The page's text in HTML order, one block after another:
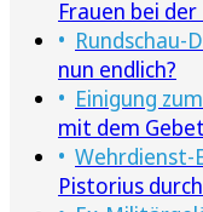
Frauen bei
Rundschau-
nun endlich?
Einigung
mit dem
Wehrdienst-
Pistorius